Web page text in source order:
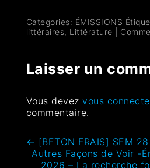
Categories: ÉMISSIONS
littéraires, Littérature
Laisser un
Vous devezvous
commentaire.
← [BETON FRAIS] SEM
Autres Façons de Voir -
2026 – La recherche